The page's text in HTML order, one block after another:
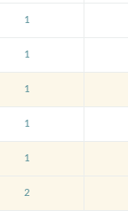
1
1
1
1
1
2